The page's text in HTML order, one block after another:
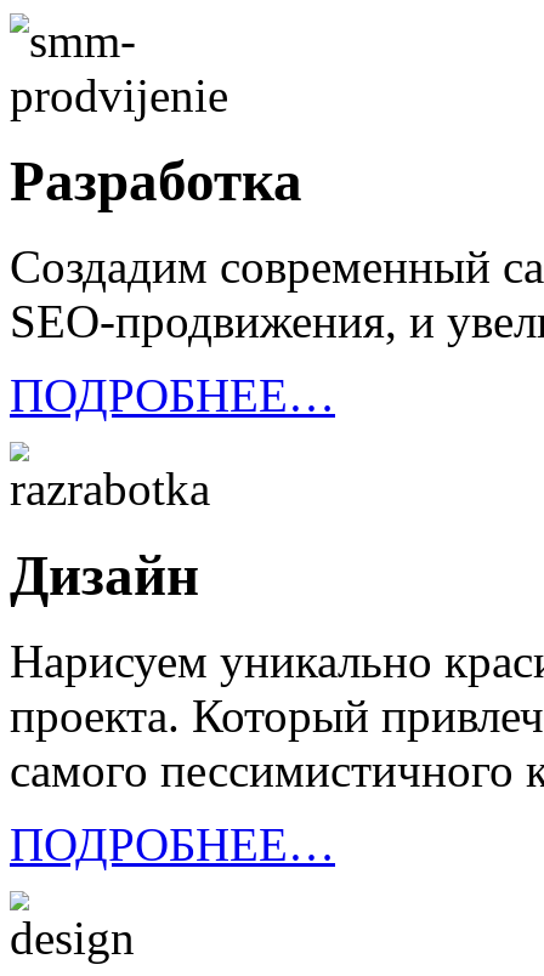
Разработка
Создадим современный
SEO-продвижения, и
ПОДРОБНЕЕ…
Дизайн
Нарисуем уникально
проекта. Который
самого пессимистичного
ПОДРОБНЕЕ…